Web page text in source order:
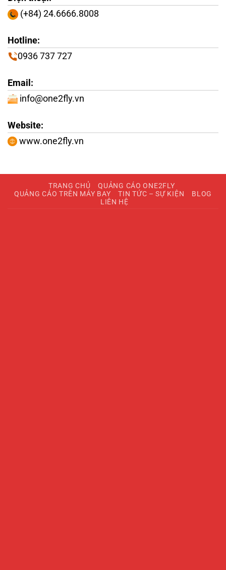
(+84) 24.6666.8008
Hotline:
0936 737 727
Email:
info@one2fly.vn
Website:
www.one2fly.vn
TRANG CHỦ
QUẢNG CÁO ONE2FLY
QUẢNG CÁO TRÊN MÁY BAY
TIN TỨC – SỰ KIỆN
BLOG
LIÊN HỆ